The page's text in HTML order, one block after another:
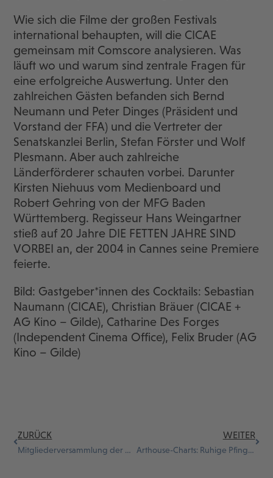
Wie sich die Filme der großen Festivals
international behaupten, will die CICAE
gemeinsam mit Comscore analysieren. Was
läuft wo und warum sind zentrale Fragen für
eine erfolgreiche Auswertung. Unter den
zahlreichen Gästen befanden sich Bernd
Neumann und Peter Dinges (Präsident und
Vorstand der FFA) und die Vertreter der
Senatskanzlei Berlin, Stefan Förster und Wolf
Plesmann. Aber auch zahlreiche
Länderförderer schauten vorbei. Darunter
Kirsten Niehuus vom Medienboard und
Robert Gehring von der MFG Baden
Württemberg. Regisseur Hans Weingartner
stieß auf 20 Jahre DIE FETTEN JAHRE SIND
VORBEI an, der 2004 in Cannes seine Premiere
feierte.
Bild: Gastgeber*innen des Cocktails: Sebastian
Naumann (CICAE), Christian Bräuer (CICAE +
AG Kino – Gilde), Catharine Des Forges
(Independent Cinema Office), Felix Bruder (AG
Kino – Gilde)
ZURÜCK
Mitgliederversammlung der CICAE ruft zur Sicherung der Demokratie auf
WEITER
Arthouse-Charts: Ruhige Pfingsten